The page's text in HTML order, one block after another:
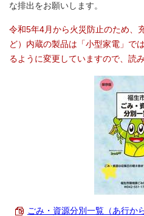
な排出をお願いします。
令和5年4月から火災防止のため、
ど）内蔵の製品は「小型家電」で
るように変更していますので、読
ごみ・資源分別一覧（あ行か